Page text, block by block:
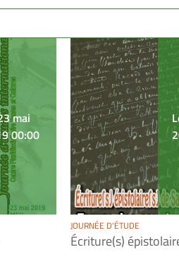
mai
00:00
JOURNÉE D'ÉTUDE
Écriture(s)